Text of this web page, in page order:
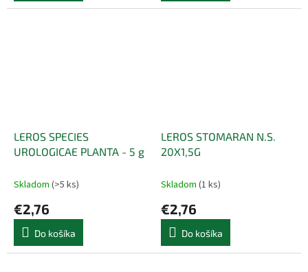
LEROS SPECIES
UROLOGICAE PLANTA - 5 g
Skladom (>5 ks)
€2,76
Do košíka
LEROS STOMARAN N.S.
20X1,5G
Skladom (1 ks)
€2,76
Do košíka